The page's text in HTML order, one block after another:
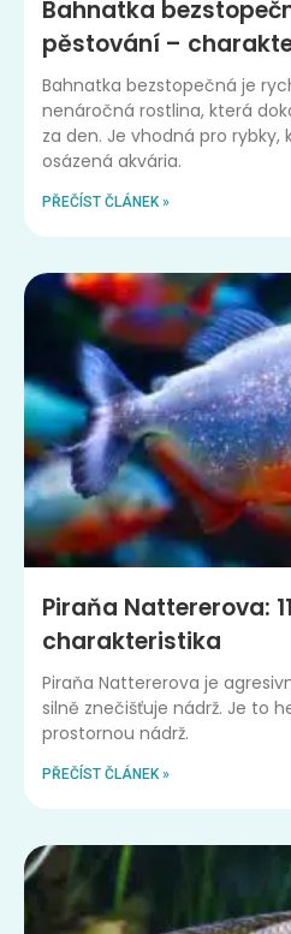
Bahnatka
pěstování –
Bahnatka bezstopečná je
nenáročná rostlina, která
za den. Je vhodná pro
osázená akvária.
PŘEČÍST ČLÁNEK »
Piraňa Nattererova:
charakteristika
Piraňa Nattererova je
silně znečišťuje nádrž. Je to
prostornou nádrž.
PŘEČÍST ČLÁNEK »